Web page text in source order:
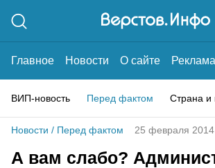
Главное Новости О сайте Реклама
ВИП-новость Перед фактом Страна и
Новости / Перед фактом 25 февраля 2014
А вам слабо?